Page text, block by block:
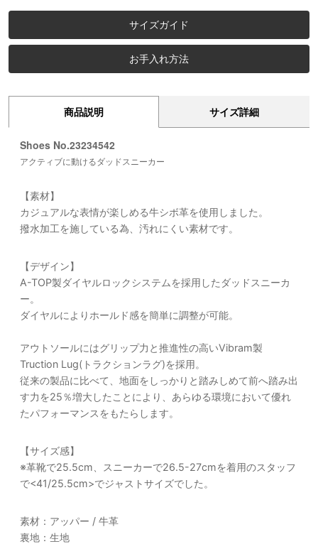
サイズガイド
お手入れ方法
商品説明 サイズ詳細
Shoes No.23234542
アクティブに動けるダッドスニーカー
【素材】
カジュアルな表情が楽しめる牛シボ革を使用しました。
撥水加工を施している為、汚れにくい素材です。
【デザイン】
A-TOP製ダイヤルロックシステムを採用したダッドスニーカ
ー。
ダイヤルによりホールド感を簡単に調整が可能。
アウトソールにはグリップ力と推進性の高いVibram製
Truction Lug(トラクションラグ)を採用。
従来の製品に比べて、地面をしっかりと踏みしめて前へ踏み出
す力を25％増大したことにより、あらゆる環境において優れ
たパフォーマンスをもたらします。
【サイズ感】
※革靴で25.5cm、スニーカーで26.5-27cmを着用のスタッフ
で<41/25.5cm>でジャストサイズでした。
素材：アッパー / 牛革
裏地：生地